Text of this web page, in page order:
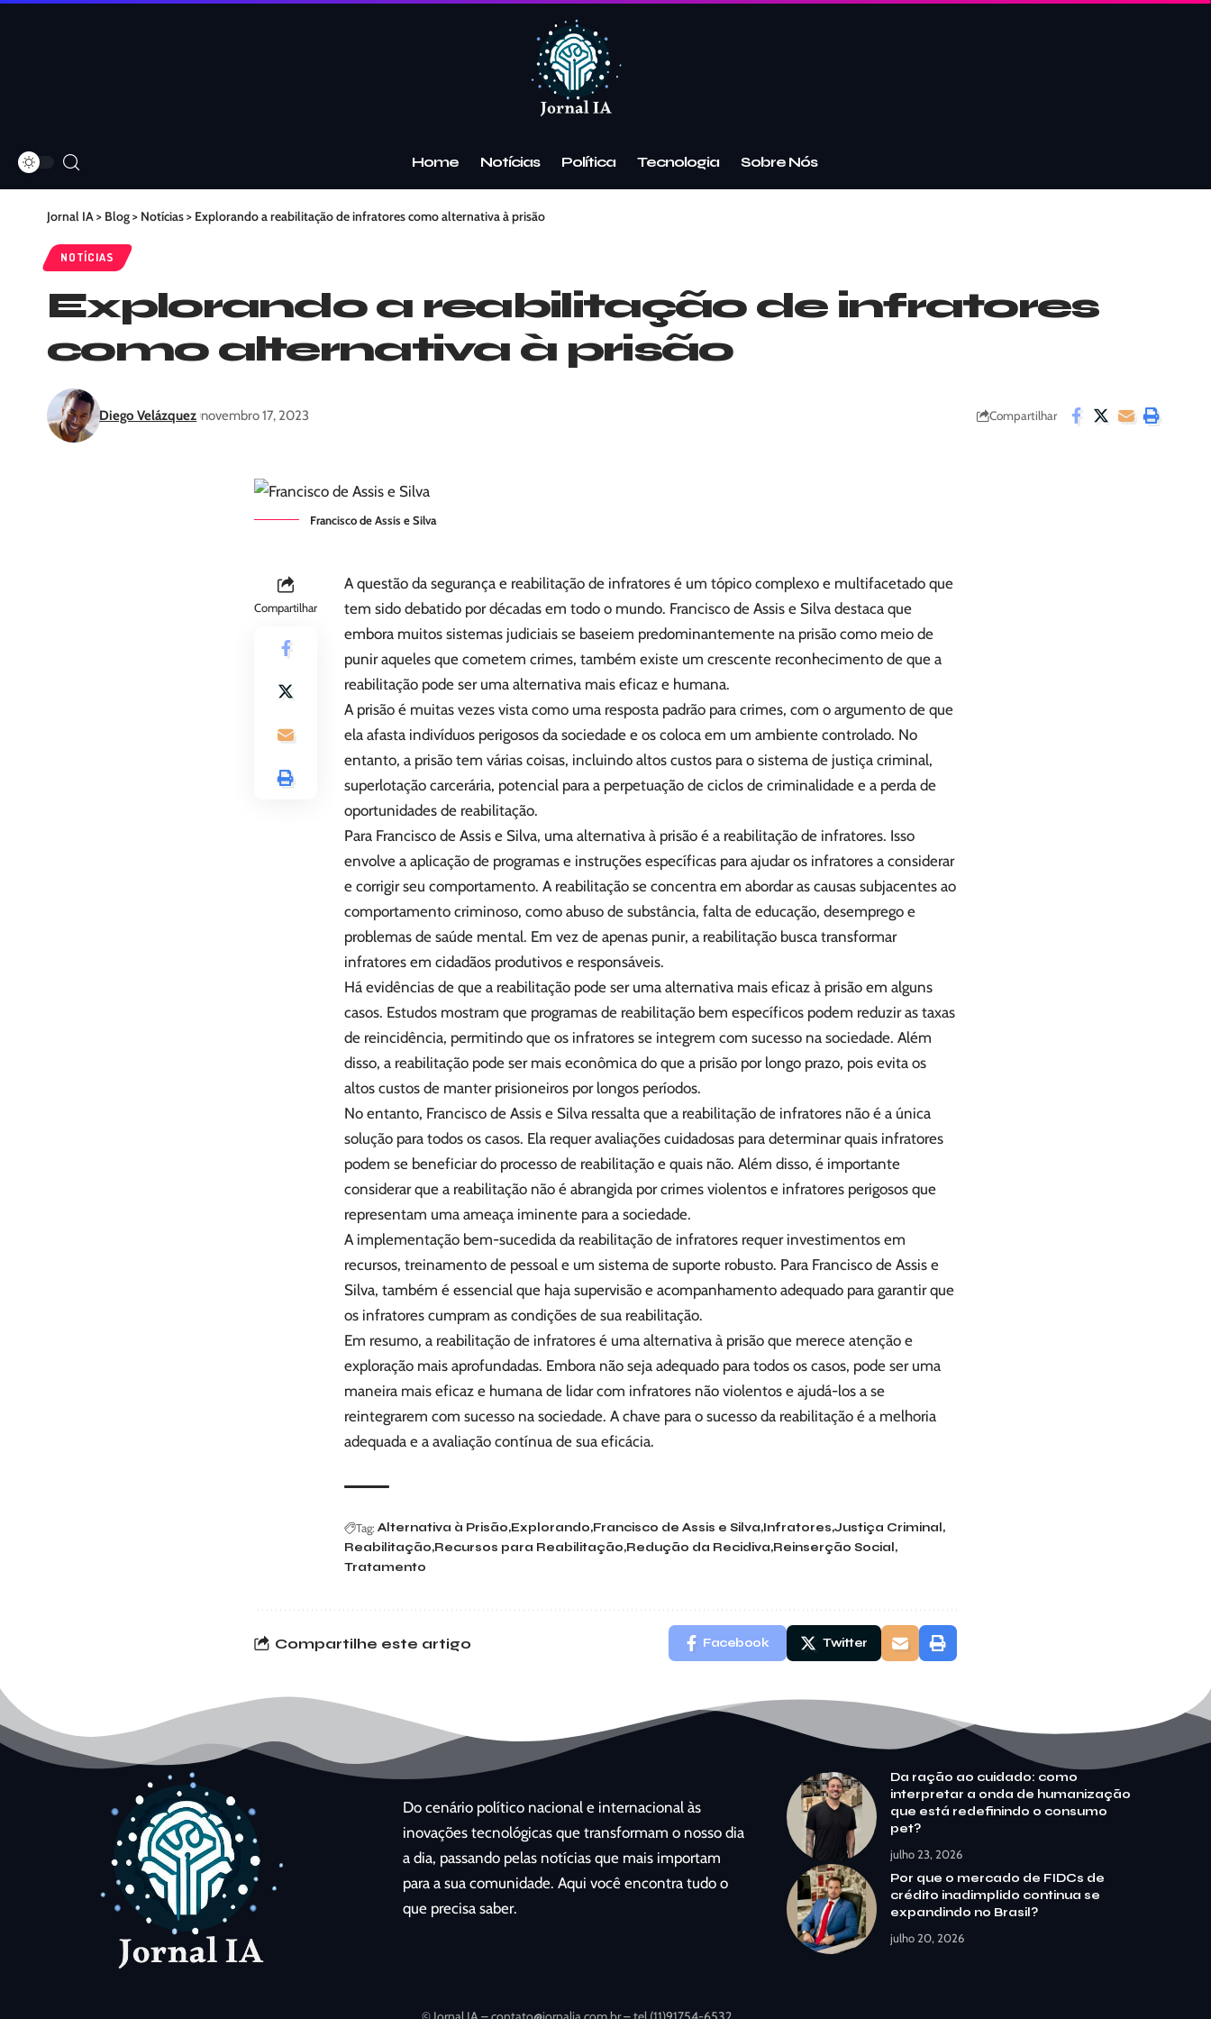
Home Notícias Política Tecnologia Sobre Nós
Jornal IA> Blog> Notícias> Explorando a reabilitação de infratores como alternativa à prisão
NOTÍCIAS
Explorando a reabilitação de infratores
como alternativa à prisão
Diego Velázquez novembro 17, 2023 Compartilhar
Francisco de Assis e Silva
Compartilhar
A questão da segurança e reabilitação de infratores é um tópico complexo e multifacetado que
tem sido debatido por décadas em todo o mundo. Francisco de Assis e Silva destaca que
embora muitos sistemas judiciais se baseiem predominantemente na prisão como meio de
punir aqueles que cometem crimes, também existe um crescente reconhecimento de que a
reabilitação pode ser uma alternativa mais eficaz e humana.
A prisão é muitas vezes vista como uma resposta padrão para crimes, com o argumento de que
ela afasta indivíduos perigosos da sociedade e os coloca em um ambiente controlado. No
entanto, a prisão tem várias coisas, incluindo altos custos para o sistema de justiça criminal,
superlotação carcerária, potencial para a perpetuação de ciclos de criminalidade e a perda de
oportunidades de reabilitação.
Para Francisco de Assis e Silva, uma alternativa à prisão é a reabilitação de infratores. Isso
envolve a aplicação de programas e instruções específicas para ajudar os infratores a considerar
e corrigir seu comportamento. A reabilitação se concentra em abordar as causas subjacentes ao
comportamento criminoso, como abuso de substância, falta de educação, desemprego e
problemas de saúde mental. Em vez de apenas punir, a reabilitação busca transformar
infratores em cidadãos produtivos e responsáveis.
Há evidências de que a reabilitação pode ser uma alternativa mais eficaz à prisão em alguns
casos. Estudos mostram que programas de reabilitação bem específicos podem reduzir as taxas
de reincidência, permitindo que os infratores se integrem com sucesso na sociedade. Além
disso, a reabilitação pode ser mais econômica do que a prisão por longo prazo, pois evita os
altos custos de manter prisioneiros por longos períodos.
No entanto, Francisco de Assis e Silva ressalta que a reabilitação de infratores não é a única
solução para todos os casos. Ela requer avaliações cuidadosas para determinar quais infratores
podem se beneficiar do processo de reabilitação e quais não. Além disso, é importante
considerar que a reabilitação não é abrangida por crimes violentos e infratores perigosos que
representam uma ameaça iminente para a sociedade.
A implementação bem-sucedida da reabilitação de infratores requer investimentos em
recursos, treinamento de pessoal e um sistema de suporte robusto. Para Francisco de Assis e
Silva, também é essencial que haja supervisão e acompanhamento adequado para garantir que
os infratores cumpram as condições de sua reabilitação.
Em resumo, a reabilitação de infratores é uma alternativa à prisão que merece atenção e
exploração mais aprofundadas. Embora não seja adequado para todos os casos, pode ser uma
maneira mais eficaz e humana de lidar com infratores não violentos e ajudá-los a se
reintegrarem com sucesso na sociedade. A chave para o sucesso da reabilitação é a melhoria
adequada e a avaliação contínua de sua eficácia.
Tag: Alternativa à Prisão Explorando Francisco de Assis e Silva Infratores Justiça Criminal
Reabilitação Recursos para Reabilitação Redução da Recidiva Reinserção Social
Tratamento
Compartilhe este artigo Facebook Twitter
Do cenário político nacional e internacional às
inovações tecnológicas que transformam o nosso dia
a dia, passando pelas notícias que mais importam
para a sua comunidade. Aqui você encontra tudo o
que precisa saber.
Da ração ao cuidado: como
interpretar a onda de humanização
que está redefinindo o consumo
pet?
julho 23, 2026
Por que o mercado de FIDCs de
crédito inadimplido continua se
expandindo no Brasil?
julho 20, 2026